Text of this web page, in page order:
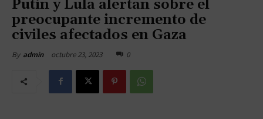
Putin y Lula alertan sobre el
preocupante incremento de
civiles afectados en Gaza
By admin octubre 23, 2023 0